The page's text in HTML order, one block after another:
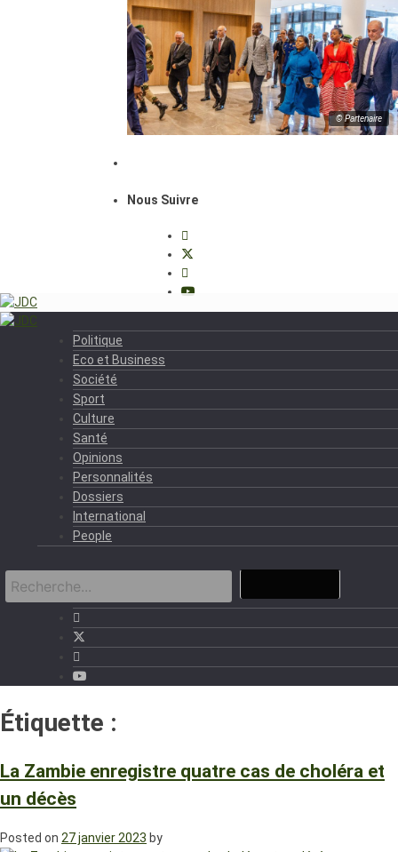
© Partenaire
Nous Suivre
Politique
Eco et Business
Société
Sport
Culture
Santé
Opinions
Personnalités
Dossiers
International
People
Étiquette :
La Zambie enregistre quatre cas de choléra et
un décès
Posted on 27 janvier 2023 by